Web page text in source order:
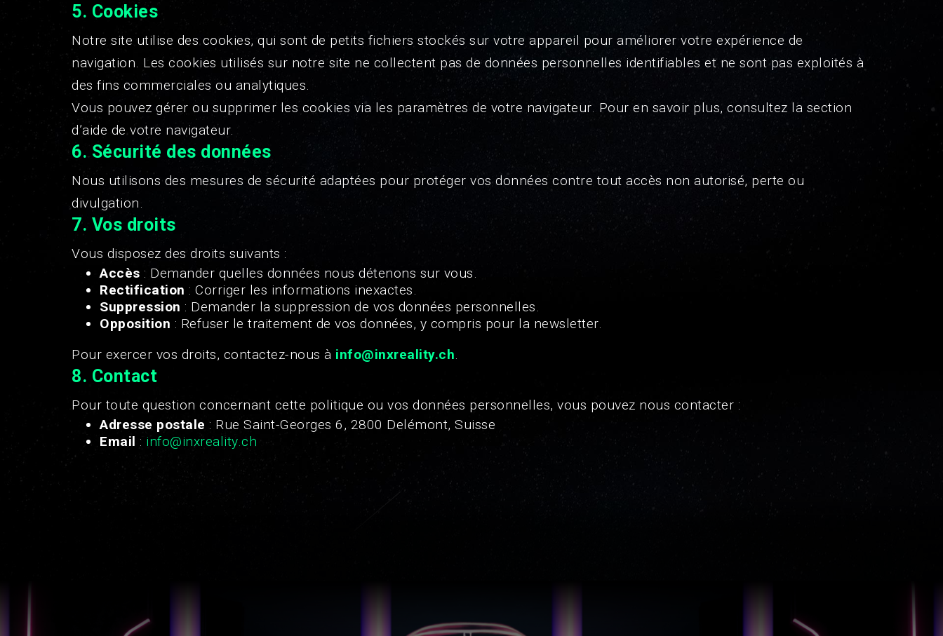
5. Cookies
Notre site utilise des cookies, qui sont de petits fichiers stockés sur votre appareil pour améliorer votre expérience de
navigation. Les cookies utilisés sur notre site ne collectent pas de données personnelles identifiables et ne sont pas exploités à
des fins commerciales ou analytiques.
Vous pouvez gérer ou supprimer les cookies via les paramètres de votre navigateur. Pour en savoir plus, consultez la section
d’aide de votre navigateur.
6.Sécurité des données
Nous utilisons des mesures de sécurité adaptées pour protéger vos données contre tout accès non autorisé, perte ou
divulgation.
7. Vos droits
Vous disposez des droits suivants :
Accès : Demander quelles données nous détenons sur vous.
Rectification : Corriger les informations inexactes.
Suppression : Demander la suppression de vos données personnelles.
Opposition : Refuser le traitement de vos données, y compris pour la newsletter.
Pour exercer vos droits, contactez-nous à info@inxreality.ch.
8. Contact
Pour toute question concernant cette politique ou vos données personnelles, vous pouvez nous contacter :
Adresse postale : Rue Saint-Georges 6, 2800 Delémont, Suisse
Email : info@inxreality.ch